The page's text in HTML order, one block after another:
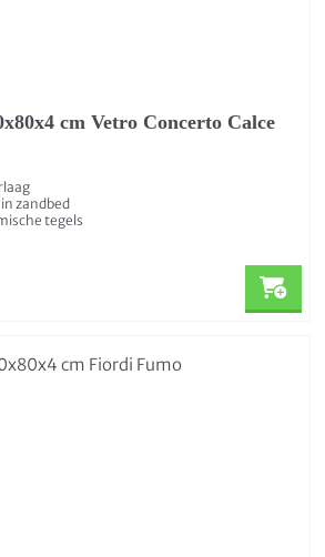
cm Vetro Concerto Calce
zandbed
tegels